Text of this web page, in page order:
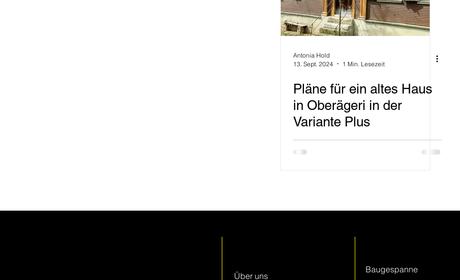
Antonia Hold
13. Sept. 2024
1 Min. Lesezeit
Pläne für ein altes Haus
in Oberägeri in der
Variante Plus
Über uns
Baugespanne